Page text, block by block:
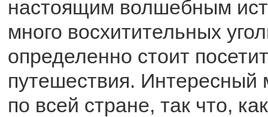
настоящим волшебным
много восхитительных
определенно стоит
путешествия. Интересный
по всей стране, так что,